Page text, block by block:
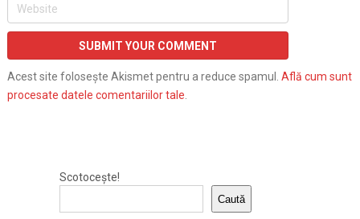
Acest site folosește Akismet pentru a reduce spamul. Află cum sunt
procesate datele comentariilor tale
Scotocește!
Caută